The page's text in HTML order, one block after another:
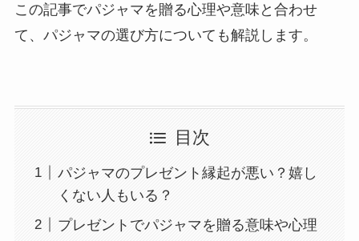
この記事でパジャマを贈る心理や意味と合わせ
て、パジャマの選び方についても解説します。
目次
パジャマのプレゼント縁起が悪い？嬉し
くない人もいる？
プレゼントでパジャマを贈る意味や心理